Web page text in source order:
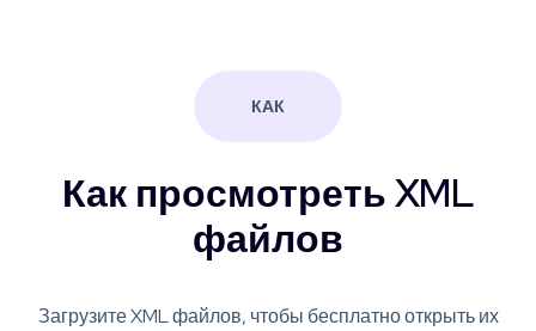
КАК
Как просмотреть XML
файлов
Загрузите XML файлов, чтобы бесплатно открыть их